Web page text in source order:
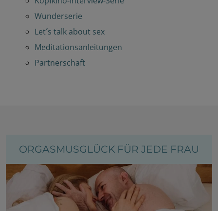
Wunderserie
Let´s talk about sex
Meditationsanleitungen
Partnerschaft
ORGASMUSGLÜCK FÜR JEDE FRAU